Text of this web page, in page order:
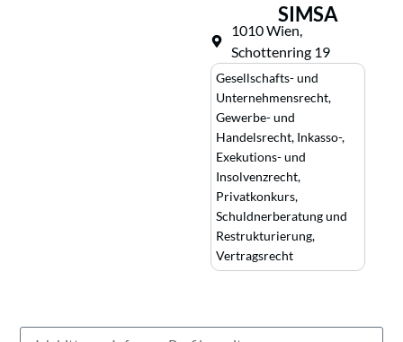
SIMSA
1010 Wien,
Schottenring 19
Gesellschafts- und
Unternehmensrecht,
Gewerbe- und
Handelsrecht, Inkasso-,
Exekutions- und
Insolvenzrecht,
Privatkonkurs,
Schuldnerberatung und
Restrukturierung,
Vertragsrecht